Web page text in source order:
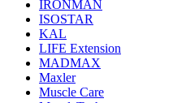
IRONMAN
ISOSTAR
KAL
LIFE Extension
MADMAX
Maxler
Muscle Care